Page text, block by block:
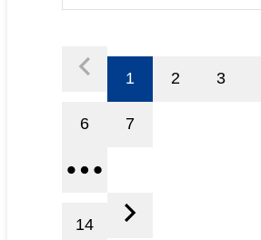
1 2 3
6 7
14